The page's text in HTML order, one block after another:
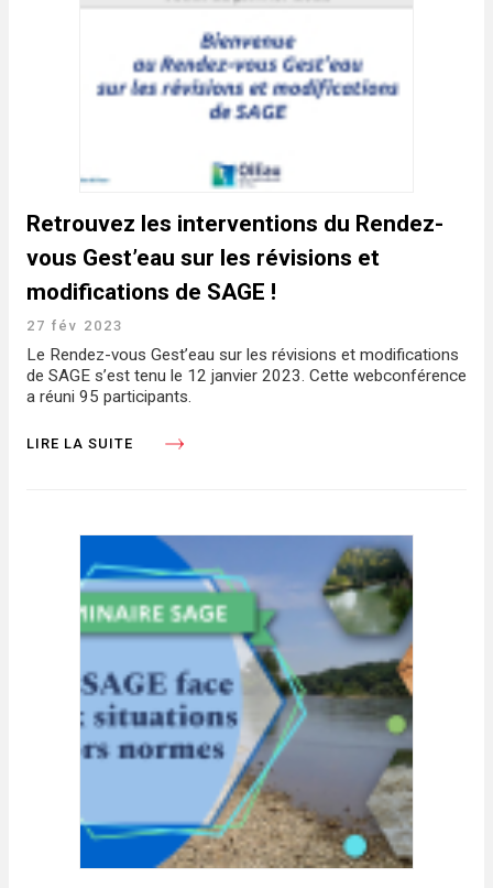
Retrouvez les interventions du Rendez-
vous Gest’eau sur les révisions et
modifications de SAGE !
27 fév 2023
Le Rendez-vous Gest’eau sur les révisions et modifications
de SAGE s’est tenu le 12 janvier 2023. Cette webconférence
a réuni 95 participants.
LIRE LA SUITE